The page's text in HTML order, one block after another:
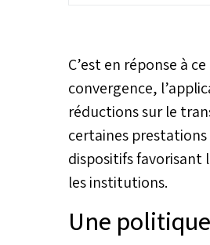
C’est en réponse à
convergence,
réductions sur le
certaines prestations
dispositifs favorisant
les institutions.
Une